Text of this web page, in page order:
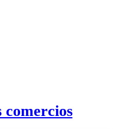
comercios